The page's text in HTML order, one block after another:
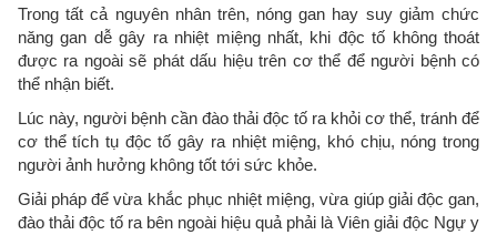
Trong tất cả nguyên nhân trên, nóng gan hay suy giảm chức
năng gan dễ gây ra nhiệt miệng nhất, khi độc tố không thoát
được ra ngoài sẽ phát dấu hiệu trên cơ thể để người bệnh có
thể nhận biết.
Lúc này, người bệnh cần đào thải độc tố ra khỏi cơ thể, tránh để
cơ thể tích tụ độc tố gây ra nhiệt miệng, khó chịu, nóng trong
người ảnh hưởng không tốt tới sức khỏe.
Giải pháp để vừa khắc phục nhiệt miệng, vừa giúp giải độc gan,
đào thải độc tố ra bên ngoài hiệu quả phải là Viên giải độc Ngự y